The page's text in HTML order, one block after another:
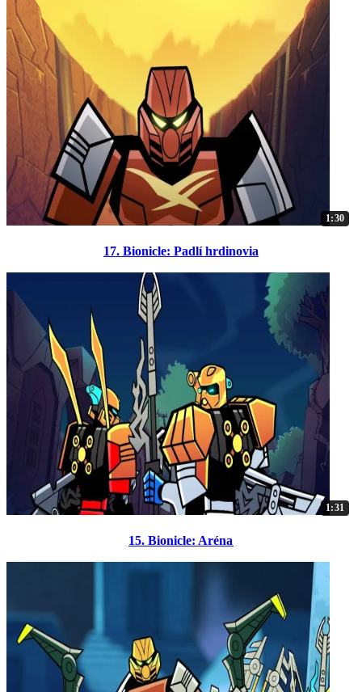
1:30
17. Bionicle: Padlí hrdinovia
1:31
15. Bionicle: Aréna